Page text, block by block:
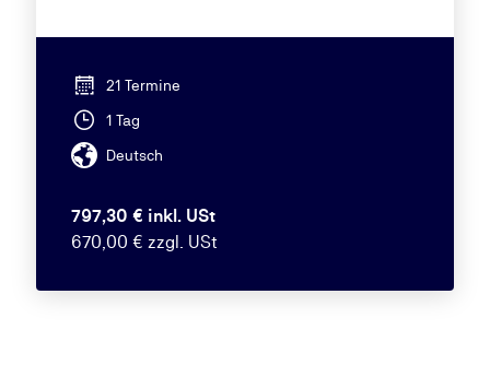
21 Termine
1 Tag
Deutsch
797,30 € inkl. USt
670,00 € zzgl. USt